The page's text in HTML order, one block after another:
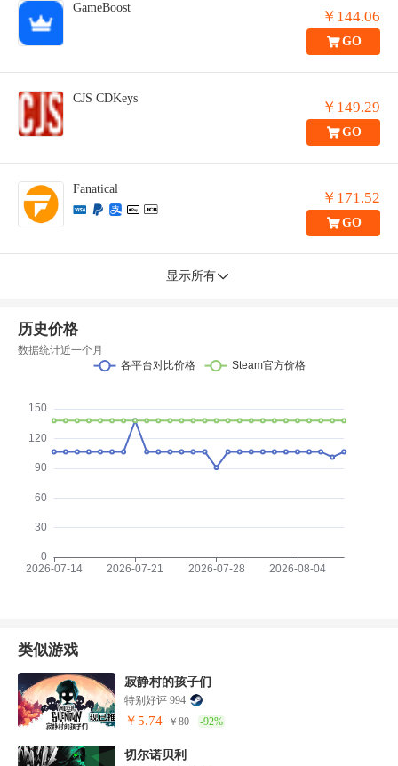
GameBoost
￥144.06
GO
CJS CDKeys
￥149.29
GO
Fanatical
￥171.52
GO
显示所有
历史价格
数据统计近一个月
类似游戏
寂静村的孩子们
特别好评 994
￥5.74 ￥80 -92%
切尔诺贝利